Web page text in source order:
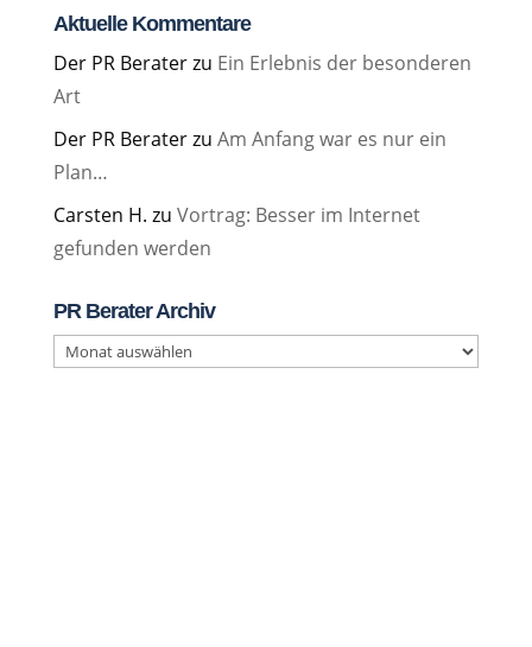
Aktuelle Kommentare
Der PR Beraterzu Ein Erlebnis der besonderen
Art
Der PR Beraterzu Am Anfang war es nur ein
Plan…
Carsten H. zu Vortrag: Besser im Internet
gefunden werden
PR Berater Archiv
PR